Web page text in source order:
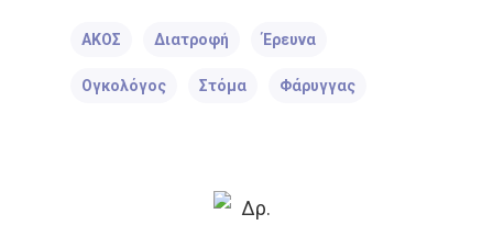
ΑΚΟΣ Διατροφή Έρευνα
Ογκολόγος Στόμα Φάρυγγας